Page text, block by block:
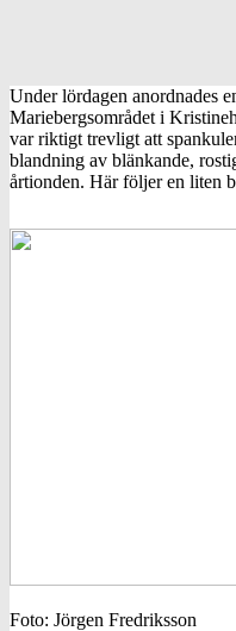
Under lördagen anordnades
Mariebergsområdet i
var riktigt trevligt att
blandning av blänkande,
årtionden. Här följer en liten
Foto: Jörgen Fredriksson